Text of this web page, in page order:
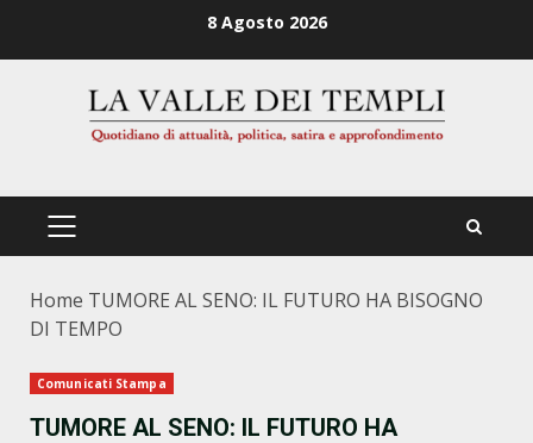
8 Agosto 2026
PRIMÄRES
Home TUMORE AL SENO: IL FUTURO HA BISOGNO
DI TEMPO
Comunicati Stampa
TUMORE AL SENO: IL FUTURO HA